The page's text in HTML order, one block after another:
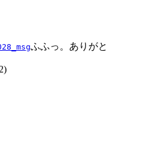
ふふっ。ありがと